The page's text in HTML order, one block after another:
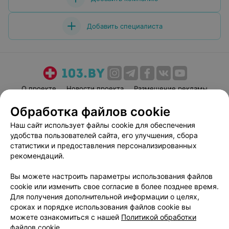
Добавить специалиста
О проекте Новости проекта
Размещение рекламы
Пользовательское соглашение
Способы оплаты
Вакансии
Партнеры
Написать руководителю 103.by
Персональные настройки cookie
Обработка персональных данных
Обработка файлов cookie
Наш сайт использует файлы cookie для обеспечения
удобства пользователей сайта, его улучшения, сбора
статистики и предоставления персонализированных
рекомендаций.
Вы можете настроить параметры использования файлов
cookie или изменить свое согласие в более позднее время.
Для получения дополнительной информации о целях,
сроках и порядке использования файлов cookie вы
можете ознакомиться с нашей Политикой обработки
файлов cookie